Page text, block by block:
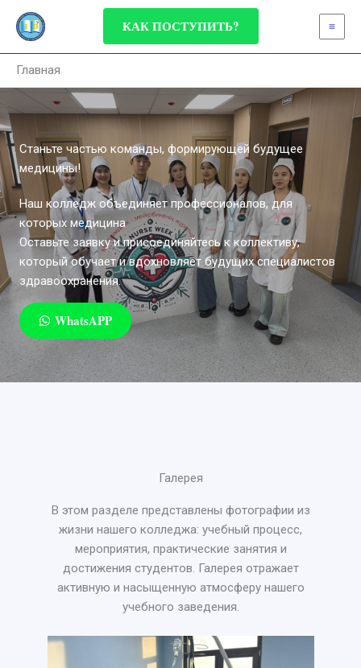
Перейти
КАК ПОСТУПИТЬ?
Главная
Станьте частью команды, формирующей будущее
медицины!
Наш колледж объединяет профессионалов, для
которых медицина
Оставьте заявку и присоединяйтесь к коллективу,
который обучает и вдохновляет будущих специалистов
здравоохранения.
WhatsAPP
Галерея
В этом разделе представлены фотографии из
жизни нашего колледжа: учебный процесс,
мероприятия, практические занятия и
достижения студентов. Галерея отражает
активную и насыщенную атмосферу нашего
учебного заведения.